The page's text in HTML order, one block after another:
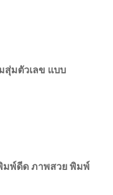
สุ่มตัวเลข แบบ
มพ์ดีด ภาพสวย พิมพ์